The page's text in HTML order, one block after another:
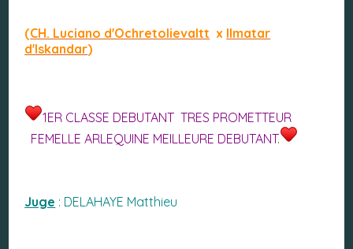
(CH. Luciano d'Ochretolievaltt x Ilmatar
d'Iskandar)
1ER CLASSE DEBUTANT TRES PROMETTEUR
FEMELLE ARLEQUINE MEILLEURE DEBUTANT.
Juge : DELAHAYE Matthieu